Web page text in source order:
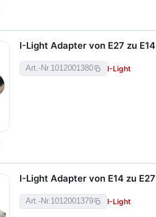
I-Light Adapter von E27 zu E14
Art.-Nr.1012001380
I-Light
I-Light Adapter von E14 zu E27
Art.-Nr.1012001379
I-Light